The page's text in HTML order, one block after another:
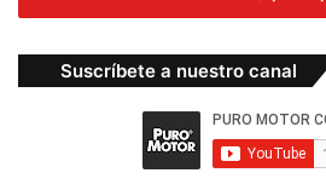
Suscríbete a nuestro canal